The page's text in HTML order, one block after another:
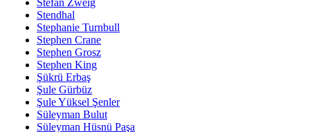
Stefan Zweig
Stendhal
Stephanie Turnbull
Stephen Crane
Stephen Grosz
Stephen King
Şükrü Erbaş
Şule Gürbüz
Şule Yüksel Şenler
Süleyman Bulut
Süleyman Hüsnü Paşa